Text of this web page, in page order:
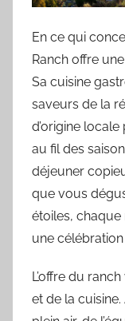
En ce qui
Ranch offre
Sa cuisine
saveurs de la
d’origine
au fil des
déjeuner
que vous
étoiles, chaque
une
L’offre du
et de la cuisine.